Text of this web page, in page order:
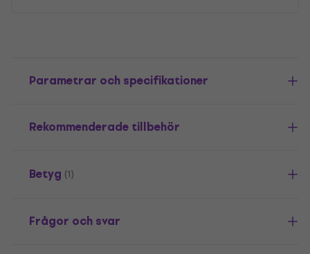
Parametrar och specifikationer
Rekommenderade tillbehör
Betyg (1)
Frågor och svar